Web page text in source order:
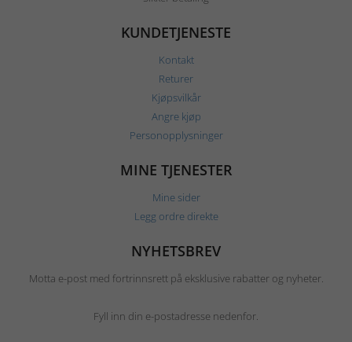
KUNDETJENESTE
Kontakt
Returer
Kjøpsvilkår
Angre kjøp
Personopplysninger
MINE TJENESTER
Mine sider
Legg ordre direkte
NYHETSBREV
Motta e-post med fortrinnsrett på eksklusive rabatter og nyheter.
Fyll inn din e-postadresse nedenfor.